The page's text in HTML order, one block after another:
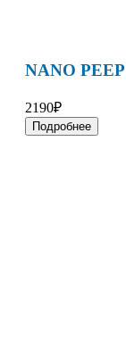
NANO PEEP
2190₽
Подробнее